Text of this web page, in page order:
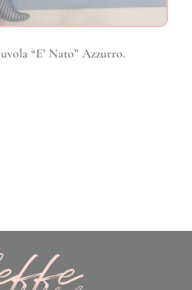
“E’ Nato” Azzurro.